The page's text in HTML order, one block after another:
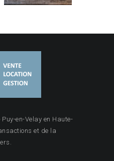
en-Velay en Haute-
et de la